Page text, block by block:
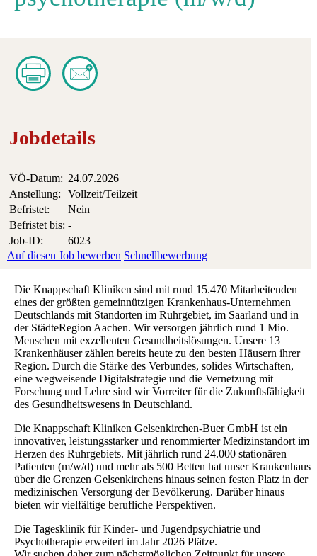
Jobdetails
VÖ-Datum: 24.07.2026
Anstellung:
Vollzeit/Teilzeit
Befristet:
Nein
Befristet bis: -
Job-ID:
6023
Auf diesen Job bewerben Schnellbewerbung
Die Knappschaft Kliniken sind mit rund 15.470 Mitarbeitenden
eines der größten gemeinnützigen Krankenhaus-Unternehmen
Deutschlands mit Standorten im Ruhrgebiet, im Saarland und in
der StädteRegion Aachen. Wir versorgen jährlich rund 1 Mio.
Menschen mit exzellenten Gesundheitslösungen. Unsere 13
Krankenhäuser zählen bereits heute zu den besten Häusern ihrer
Region. Durch die Stärke des Verbundes, solides Wirtschaften,
eine wegweisende Digitalstrategie und die Vernetzung mit
Forschung und Lehre sind wir Vorreiter für die Zukunftsfähigkeit
des Gesundheitswesens in Deutschland.
Die Knappschaft Kliniken Gelsenkirchen-Buer GmbH ist ein
innovativer, leistungsstarker und renommierter Medizinstandort im
Herzen des Ruhrgebiets. Mit jährlich rund 24.000 stationären
Patienten (m/w/d) und mehr als 500 Betten hat unser Krankenhaus
über die Grenzen Gelsenkirchens hinaus seinen festen Platz in der
medizinischen Versorgung der Bevölkerung. Darüber hinaus
bieten wir vielfältige berufliche Perspektiven.
Die Tagesklinik für Kinder- und Jugendpsychiatrie und
Psychotherapie erweitert im Jahr 2026 Plätze.